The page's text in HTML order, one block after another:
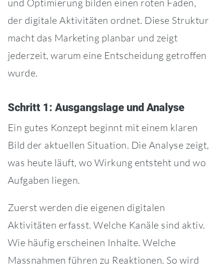
und Optimierung bilden einen roten Faden,
der digitale Aktivitäten ordnet. Diese Struktur
macht das Marketing planbar und zeigt
jederzeit, warum eine Entscheidung getroffen
wurde.
Schritt 1: Ausgangslage und Analyse
Ein gutes Konzept beginnt mit einem klaren
Bild der aktuellen Situation. Die Analyse zeigt,
was heute läuft, wo Wirkung entsteht und wo
Aufgaben liegen.
Zuerst werden die eigenen digitalen
Aktivitäten erfasst. Welche Kanäle sind aktiv.
Wie häufig erscheinen Inhalte. Welche
Massnahmen führen zu Reaktionen. So wird